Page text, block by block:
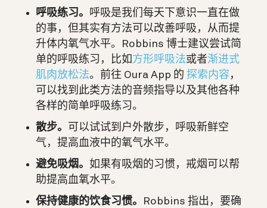
呼吸练习。 呼吸是我们每天下意识一直在做
的事，但其实有方法可以改善呼吸，从而提
升体内氧气水平。Robbins 博士建议尝试简
单的呼吸练习，比如 方形呼吸法或者渐进式
肌肉放松法。前往 Oura App 的 探索内容 ，
可以找到此类方法的音频指导以及其他各种
各样的简单呼吸练习。
散步。
可以试试到户外散步，呼吸新鲜空
气，提高血液中的氧气水平。
避免吸烟。 如果有吸烟的习惯，戒烟可以帮
助提高血氧水平。
保持健康的饮食习惯。
Robbins 指出，要确